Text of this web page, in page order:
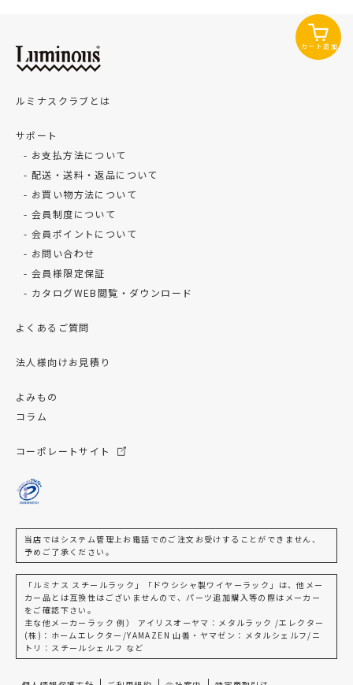
カート追加
ルミナスクラブとは
サポート
お支払方法について
配送・送料・返品について
お買い物方法について
会員制度について
会員ポイントについて
お問い合わせ
会員様限定保証
カタログWEB閲覧・ダウンロード
よくあるご質問
法人様向けお見積り
よみもの
コラム
コーポレートサイト
当店ではシステム管理上お電話でのご注文お受けすることができません、
予めご了承ください。
「ルミナス スチールラック」「ドウシシャ製ワイヤーラック」は、他メー
カー品とは互換性はございませんので、パーツ追加購入等の際はメーカー
をご確認下さい。
主な他メーカーラック 例） アイリスオーヤマ：メタルラック /エレクター
(株)：ホームエレクター/YAMAZEN 山善・ヤマゼン：メタルシェルフ/ニ
トリ：スチールシェルフ など